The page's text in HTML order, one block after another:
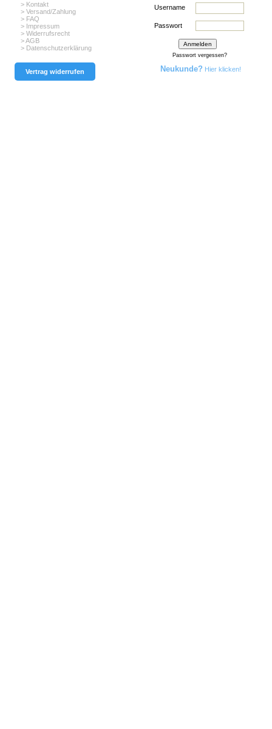
> Kontakt
> Versand/Zahlung
> FAQ
> Impressum
> Widerrufsrecht
> AGB
> Datenschutzerklärung
Vertrag widerrufen
Username
Passwort
Passwort vergessen?
Neukunde? Hier klicken!